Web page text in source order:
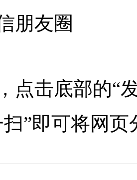
朋友圈
点击底部的“
”即可将网